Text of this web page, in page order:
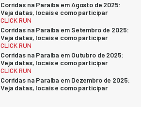
Corridas na Paraíba em Agosto de 2025:
Veja datas, locais e como participar
CLICK RUN
Corridas na Paraíba em Setembro de 2025:
Veja datas, locais e como participar
CLICK RUN
Corridas na Paraíba em Outubro de 2025:
Veja datas, locais e como participar
CLICK RUN
Corridas na Paraíba em Dezembro de 2025:
Veja datas, locais e como participar